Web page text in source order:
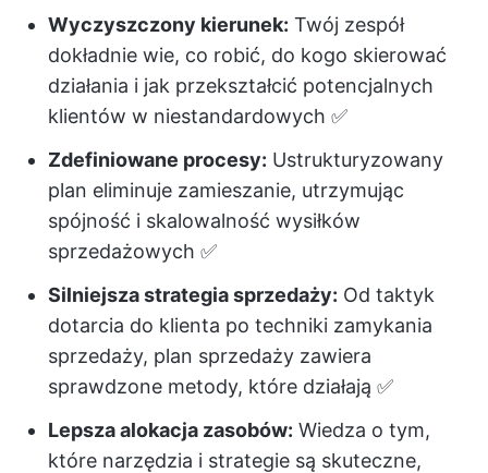
Wyczyszczony kierunek: Twój zespół
dokładnie wie, co robić, do kogo skierować
działania i jak przekształcić potencjalnych
klientów w niestandardowych ✅
Zdefiniowane procesy: Ustrukturyzowany
plan eliminuje zamieszanie, utrzymując
spójność i skalowalność wysiłków
sprzedażowych ✅
Silniejsza strategia sprzedaży: Od taktyk
dotarcia do klienta po techniki zamykania
sprzedaży, plan sprzedaży zawiera
sprawdzone metody, które działają ✅
Lepsza alokacja zasobów: Wiedza o tym,
które narzędzia i strategie są skuteczne,